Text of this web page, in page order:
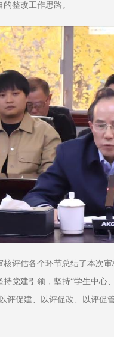
整改工作思路。
核评估各个环节总结了本次
党建引领，坚持“学生中心
评促建、以评促改、以评促